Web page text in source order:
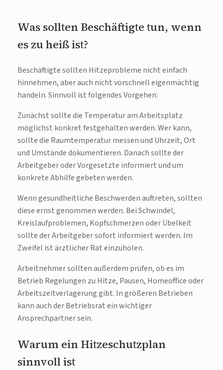
Was sollten Beschäftigte tun, wenn
es zu heiß ist?
Beschäftigte sollten Hitzeprobleme nicht einfach
hinnehmen, aber auch nicht vorschnell eigenmächtig
handeln. Sinnvoll ist folgendes Vorgehen:
Zunächst sollte die Temperatur am Arbeitsplatz
möglichst konkret festgehalten werden. Wer kann,
sollte die Raumtemperatur messen und Uhrzeit, Ort
und Umstände dokumentieren. Danach sollte der
Arbeitgeber oder Vorgesetzte informiert und um
konkrete Abhilfe gebeten werden.
Wenn gesundheitliche Beschwerden auftreten, sollten
diese ernst genommen werden. Bei Schwindel,
Kreislaufproblemen, Kopfschmerzen oder Übelkeit
sollte der Arbeitgeber sofort informiert werden. Im
Zweifel ist ärztlicher Rat einzuholen.
Arbeitnehmer sollten außerdem prüfen, ob es im
Betrieb Regelungen zu Hitze, Pausen, Homeoffice oder
Arbeitszeitverlagerung gibt. In größeren Betrieben
kann auch der Betriebsrat ein wichtiger
Ansprechpartner sein.
Warum ein Hitzeschutzplan
sinnvoll ist